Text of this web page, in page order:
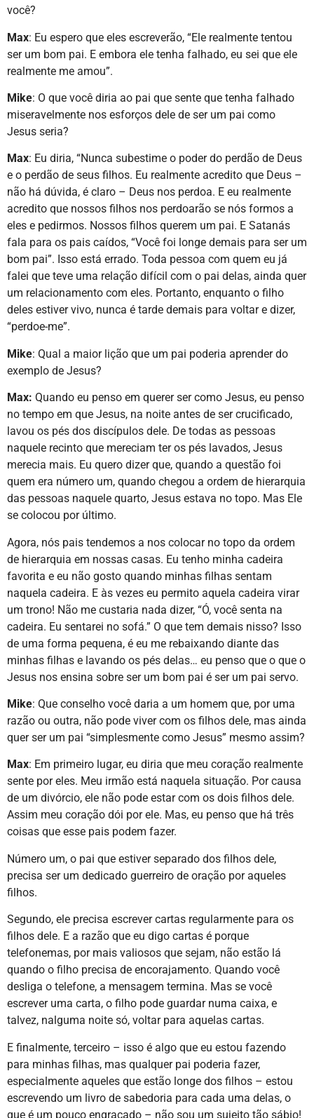
você?
Max: Eu espero que eles escreverão, “Ele realmente tentou
ser um bom pai. E embora ele tenha falhado, eu sei que ele
realmente me amou”.
Mike: O que você diria ao pai que sente que tenha falhado
miseravelmente nos esforços dele de ser um pai como
Jesus seria?
Max: Eu diria, “Nunca subestime o poder do perdão de Deus
e o perdão de seus filhos. Eu realmente acredito que Deus –
não há dúvida, é claro – Deus nos perdoa. E eu realmente
acredito que nossos filhos nos perdoarão se nós formos a
eles e pedirmos. Nossos filhos querem um pai. E Satanás
fala para os pais caídos, “Você foi longe demais para ser um
bom pai”. Isso está errado. Toda pessoa com quem eu já
falei que teve uma relação difícil com o pai delas, ainda quer
um relacionamento com eles. Portanto, enquanto o filho
deles estiver vivo, nunca é tarde demais para voltar e dizer,
“perdoe-me”.
Mike: Qual a maior lição que um pai poderia aprender do
exemplo de Jesus?
Max: Quando eu penso em querer ser como Jesus, eu penso
no tempo em que Jesus, na noite antes de ser crucificado,
lavou os pés dos discípulos dele. De todas as pessoas
naquele recinto que mereciam ter os pés lavados, Jesus
merecia mais. Eu quero dizer que, quando a questão foi
quem era número um, quando chegou a ordem de hierarquia
das pessoas naquele quarto, Jesus estava no topo. Mas Ele
se colocou por último.
Agora, nós pais tendemos a nos colocar no topo da ordem
de hierarquia em nossas casas. Eu tenho minha cadeira
favorita e eu não gosto quando minhas filhas sentam
naquela cadeira. E às vezes eu permito aquela cadeira virar
um trono! Não me custaria nada dizer, “Ó, você senta na
cadeira. Eu sentarei no sofá.” O que tem demais nisso? Isso
de uma forma pequena, é eu me rebaixando diante das
minhas filhas e lavando os pés delas… eu penso que o que o
Jesus nos ensina sobre ser um bom pai é ser um pai servo.
Mike: Que conselho você daria a um homem que, por uma
razão ou outra, não pode viver com os filhos dele, mas ainda
quer ser um pai “simplesmente como Jesus” mesmo assim?
Max: Em primeiro lugar, eu diria que meu coração realmente
sente por eles. Meu irmão está naquela situação. Por causa
de um divórcio, ele não pode estar com os dois filhos dele.
Assim meu coração dói por ele. Mas, eu penso que há três
coisas que esse pais podem fazer.
Número um, o pai que estiver separado dos filhos dele,
precisa ser um dedicado guerreiro de oração por aqueles
filhos.
Segundo, ele precisa escrever cartas regularmente para os
filhos dele. E a razão que eu digo cartas é porque
telefonemas, por mais valiosos que sejam, não estão lá
quando o filho precisa de encorajamento. Quando você
desliga o telefone, a mensagem termina. Mas se você
escrever uma carta, o filho pode guardar numa caixa, e
talvez, nalguma noite só, voltar para aquelas cartas.
E finalmente, terceiro – isso é algo que eu estou fazendo
para minhas filhas, mas qualquer pai poderia fazer,
especialmente aqueles que estão longe dos filhos – estou
escrevendo um livro de sabedoria para cada uma delas, o
que é um pouco engraçado – não sou um sujeito tão sábio!